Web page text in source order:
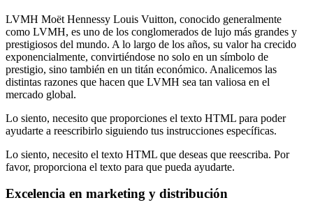
LVMH Moët Hennessy Louis Vuitton, conocido generalmente
como LVMH, es uno de los conglomerados de lujo más grandes y
prestigiosos del mundo. A lo largo de los años, su valor ha crecido
exponencialmente, convirtiéndose no solo en un símbolo de
prestigio, sino también en un titán económico. Analicemos las
distintas razones que hacen que LVMH sea tan valiosa en el
mercado global.
Lo siento, necesito que proporciones el texto HTML para poder
ayudarte a reescribirlo siguiendo tus instrucciones específicas.
Lo siento, necesito el texto HTML que deseas que reescriba. Por
favor, proporciona el texto para que pueda ayudarte.
Excelencia en marketing y distribución